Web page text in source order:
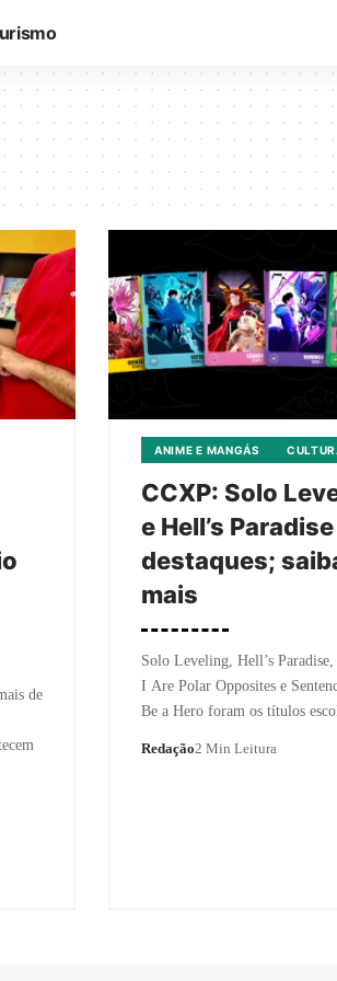
de
ANIME E MANGÁS
CCXP: Solo
e Hell’s
destaques;
mais
Solo Leveling, Hell’s
I Are Polar Opposites e
Be a Hero foram os títulos
Redação2 Min Leitura